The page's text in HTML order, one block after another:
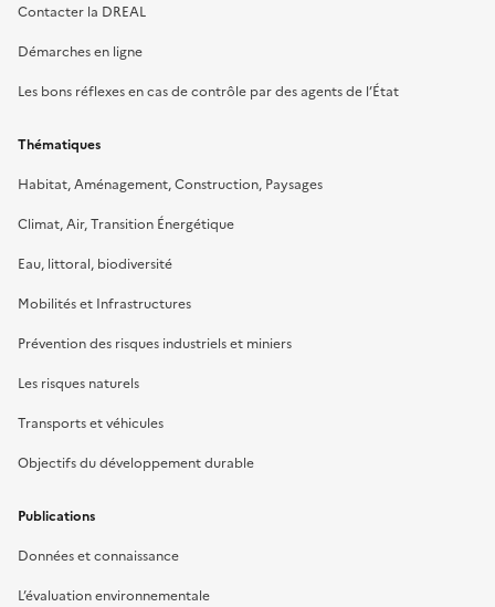
Contacter la DREAL
Démarches en ligne
Les bons réflexes en cas de contrôle par des agents de l’État
Thématiques
Habitat, Aménagement, Construction, Paysages
Climat, Air, Transition Énergétique
Eau, littoral, biodiversité
Mobilités et Infrastructures
Prévention des risques industriels et miniers
Les risques naturels
Transports et véhicules
Objectifs du développement durable
Publications
Données et connaissance
L’évaluation environnementale